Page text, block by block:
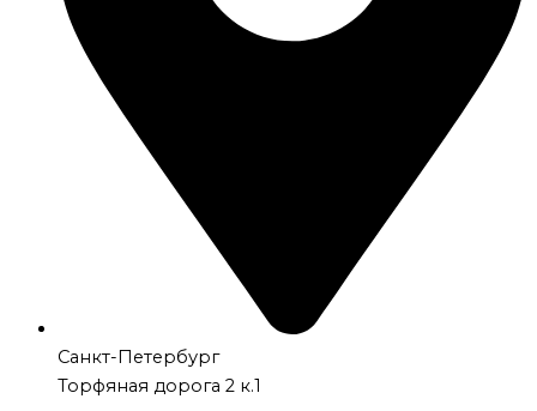
Санкт-Петербург
Торфяная дорога 2 к.1